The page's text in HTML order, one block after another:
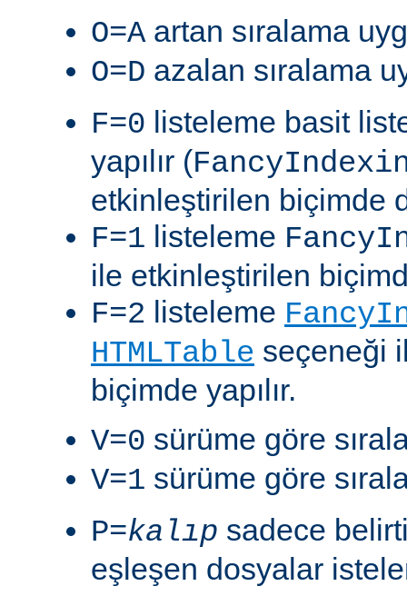
O=A artan sıralama
O=D azalan sıralama
F=0 listeleme basit
yapılır (
etkinleştirilen biçimde
F=1 listeleme
ile etkinleştirilen
F=2 listeleme
HTMLTable seçeneği
biçimde yapılır.
V=0 sürüme göre
V=1 sürüme göre
P=kalıp sadece
eşleşen dosyalar